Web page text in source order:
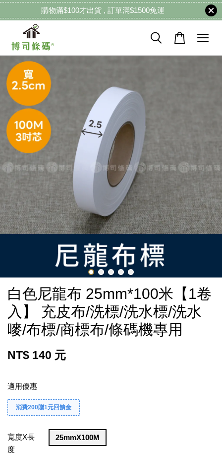
購物滿$100才出貨 , 訂單滿$1500免運
白色尼龍布 25mm*100米【1卷
入】 充皮布/洗標/洗水標/洗水
嘜/布標/商標布/條碼機專用
NT$ 140 元
適用優惠
消費200贈1元回饋金
寬度X長
度
25mmX100M